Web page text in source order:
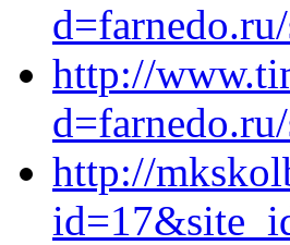
http://
http://